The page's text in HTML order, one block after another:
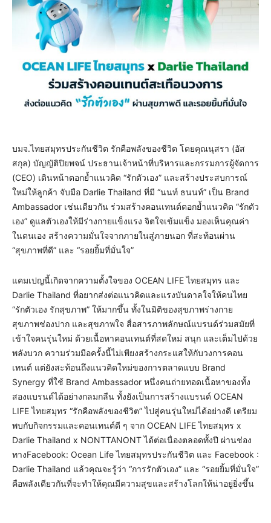
บมจ.ไทยสมุทรประกันชีวิต รักคือพลังของชีวิต โดยคุณนุสรา (อัส
สกุล) บัญญัติปิยพจน์ ประธานเจ้าหน้าที่บริหารและกรรมการผู้จัดการ
(CEO) เดินหน้าตอกย้ำแนวคิด “รักตัวเอง” และสร้างประสบการณ์
ใหม่ให้ลูกค้า จับมือ Darlie Thailand ที่มี “นนท์ ธนนท์” เป็น Brand
Ambassador เช่นเดียวกัน ร่วมสร้างคอนเทนต์ตอกย้ำแนวคิด “รักตัว
เอง” ดูแลตัวเองให้มีร่างกายแข็งแรง จิตใจเข้มแข็ง มองเห็นคุณค่า
ในตนเอง สร้างความมั่นใจจากภายในสู่ภายนอก ที่สะท้อนผ่าน
“สุขภาพที่ดี” และ “รอยยิ้มที่มั่นใจ”
แคมเปญนี้เกิดจากความตั้งใจของ OCEAN LIFE ไทยสมุทร และ
Darlie Thailand ที่อยากส่งต่อแนวคิดและแรงบันดาลใจให้คนไทย
“รักตัวเอง รักสุขภาพ” ให้มากขึ้น ทั้งในมิติของสุขภาพร่างกาย
สุขภาพช่องปาก และสุขภาพใจ สื่อสารภาพลักษณ์แบรนด์ร่วมสมัยที่
เข้าใจคนรุ่นใหม่ ด้วยเนื้อหาคอนเทนต์ที่สดใหม่ สนุก และเต็มไปด้วย
พลังบวก ความร่วมมือครั้งนี้ไม่เพียงสร้างกระแสให้กับวงการคอน
เทนต์ แต่ยังสะท้อนถึงแนวคิดใหม่ของการตลาดแบบ Brand
Synergy ที่ใช้ Brand Ambassador หนึ่งคนถ่ายทอดเนื้อหาของทั้ง
สองแบรนด์ได้อย่างกลมกลืน ทั้งยังเป็นการสร้างแบรนด์ OCEAN
LIFE ไทยสมุทร “รักคือพลังของชีวิต” ไปสู่คนรุ่นใหม่ได้อย่างดี เตรียม
พบกับกิจกรรมและคอนเทนต์ดี ๆ จาก OCEAN LIFE ไทยสมุทร x
Darlie Thailand x NONTTANONT ได้ต่อเนื่องตลอดทั้งปี ผ่านช่อง
ทางFacebook: Ocean Life ไทยสมุทรประกันชีวิต และ Facebook :
Darlie Thailand แล้วคุณจะรู้ว่า “การรักตัวเอง” และ “รอยยิ้มที่มั่นใจ”
คือพลังเดียวกันที่จะทำให้คุณมีความสุขและสร้างโลกให้น่าอยู่ยิ่งขึ้น